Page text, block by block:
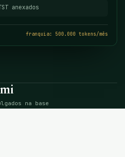
anexados
franquia: 500.000 tokens/mês
na base